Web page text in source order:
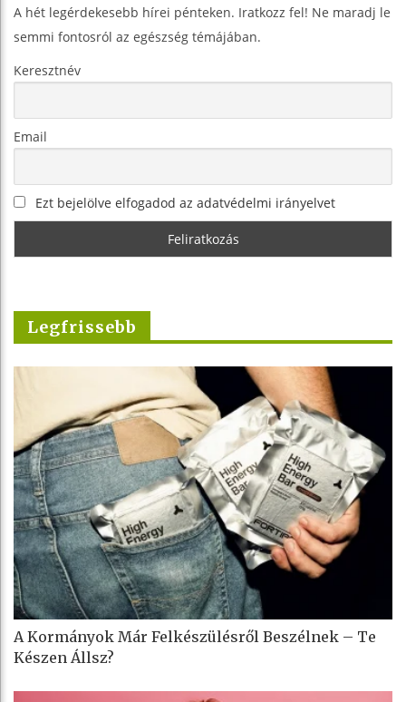
A hét legérdekesebb hírei pénteken. Iratkozz fel! Ne maradj le
semmi fontosról az egészség témájában.
Keresztnév
Email
Ezt bejelölve elfogadod az adatvédelmi irányelvet
Legfrissebb
A Kormányok Már Felkészülésről Beszélnek – Te
Készen Állsz?